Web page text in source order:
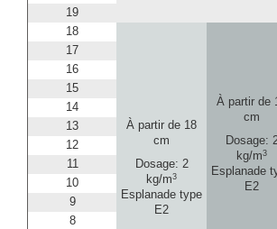
19
18
À partir de 18
cm
Dosage: 2
kg/m3
Esplanade type
E2
À partir de
cm
Dosage:
kg/m3
Esplanade
E2
17
16
15
14
13
12
11
10
9
8